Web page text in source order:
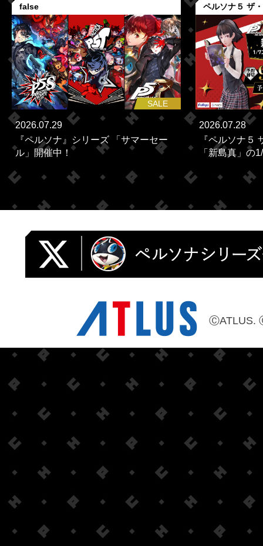
false
SALE
2026.07.29
『ペルソナ』シリーズ 「サマーセー
ル」開催中！
ペルソナ５ ザ
2026.07.28
『ペルソナ５
「新島真」の
ⒸATLUS.